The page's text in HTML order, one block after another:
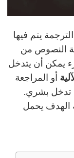
يتم فيها
النصوص من
يمكن أن يتدخل
أو المراجعة
تدخل بشري.
الهدف يحمل